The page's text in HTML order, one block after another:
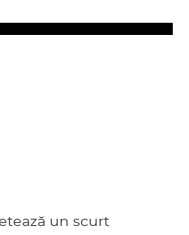
un scurt